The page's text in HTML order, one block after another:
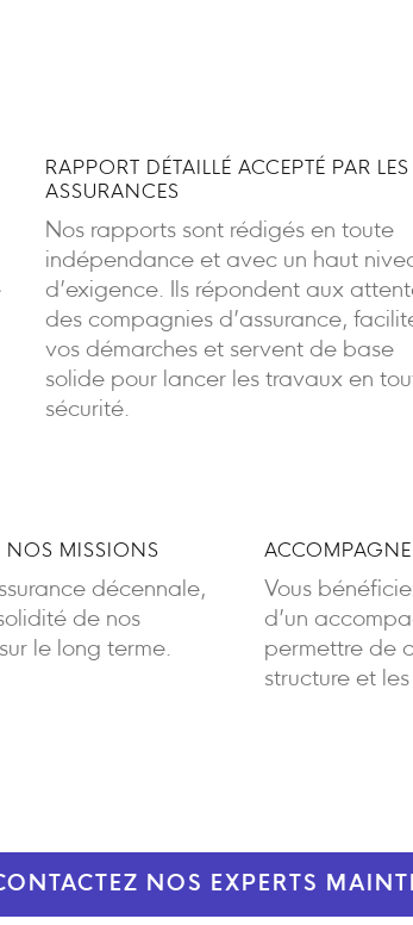
RAPPORT DÉTAILLÉ ACCEPTÉ PAR LES
ASSURANCES
Nos rapports sont rédigés en toute
indépendance et avec un haut
d’exigence. Ils répondent aux
des compagnies d’assurance,
vos démarches et servent de base
solide pour lancer les travaux en
sécurité.
NOS MISSIONS
décennale,
de nos
le long terme.
Vous
d’un
permettre de
structure et
NOS EXPERTS